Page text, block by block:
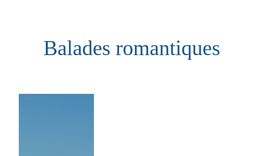
Balades romantiques